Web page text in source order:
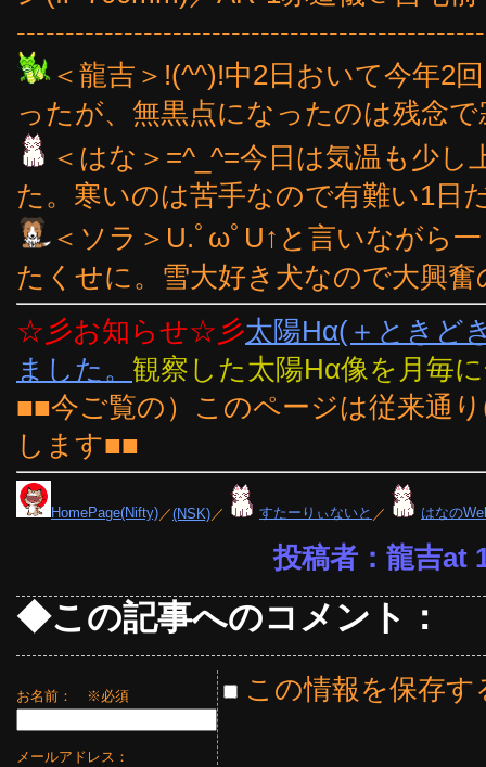
＜龍吉＞!(^^)!中2日おいて今年2
ったが、無黒点になったのは残念
＜はな＞=^_^=今日は気温も少
た。寒いのは苦手なので有難い1日
＜ソラ＞U.ﾟωﾟU↑と言いながら
たくせに。雪大好き犬なので大興
☆彡お知らせ☆彡太陽Hα(＋ときど
ました。 観察した太陽Hα像を月毎
■■今ご覧の）このページは従来通
します■■
HomePage(Nifty) ／(NSK) ／ すたーりぃないと ／ はなの
投稿者：龍吉at
◆この記事へのコメント：
お名前： ※必須
メールアドレス：
この情報を保存す